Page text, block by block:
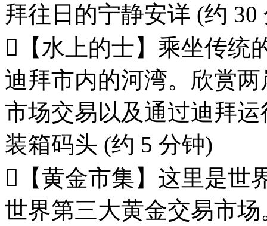
拜往日的宁静安详 (约 30
【水上的士】乘坐传统
迪拜市内的河湾。欣赏
市场交易以及通过迪拜
装箱码头 (约 5 分钟)
【黄金市集】这里是世
世界第三大黄金交易市